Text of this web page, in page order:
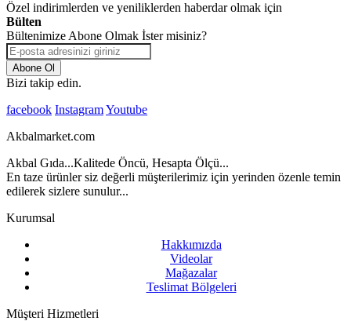
Özel indirimlerden ve yeniliklerden haberdar olmak için
Bülten
Bültenimize Abone Olmak İster misiniz?
Abone Ol
Bizi takip edin.
facebook InstagramYoutube
Akbalmarket.com
Akbal Gıda...Kalitede Öncü, Hesapta Ölçü...
En taze ürünler siz değerli müşterilerimiz için yerinden özenle temin
edilerek sizlere sunulur...
Kurumsal
Hakkımızda
Videolar
Mağazalar
Teslimat Bölgeleri
Müşteri Hizmetleri